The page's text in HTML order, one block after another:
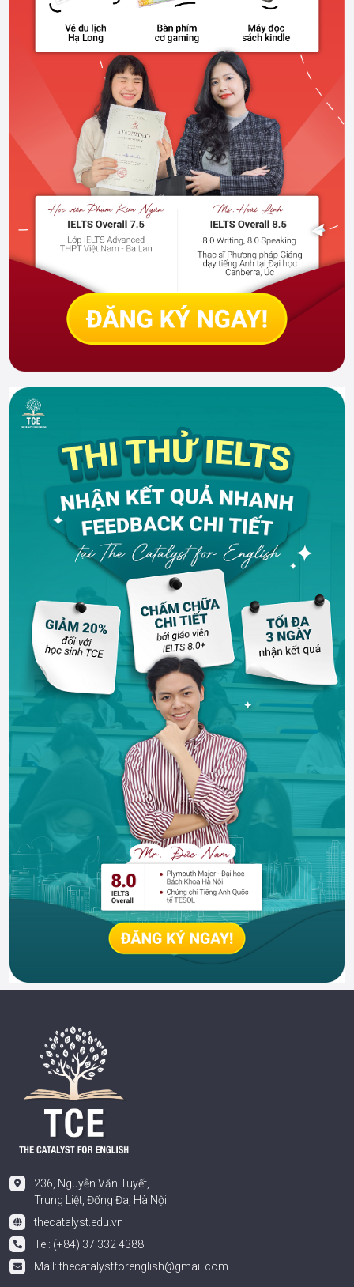
236, Nguyễn Văn Tuyết,
Trung Liệt, Đống Đa, Hà Nội
thecatalyst.edu.vn
Tel: (+84) 37 332 4388
Mail:thecatalystforenglish@gmail.com